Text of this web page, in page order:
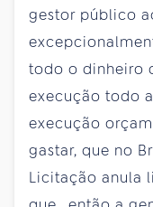
gestor público
todo o dinheiro
execução todo
execução
gastar, que no
Licitação anula